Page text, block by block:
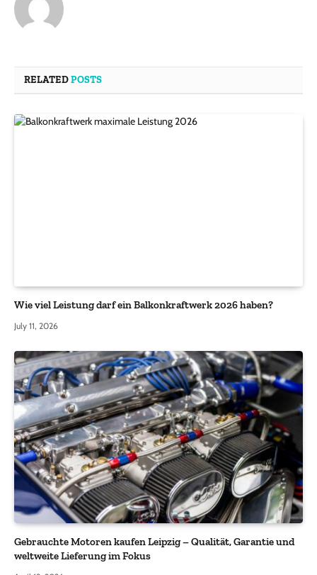
RELATEDPOSTS
Wie viel Leistung darf ein Balkonkraftwerk 2026 haben?
July 11, 2026
Gebrauchte Motoren kaufen Leipzig – Qualität, Garantie und
weltweite Lieferung im Fokus